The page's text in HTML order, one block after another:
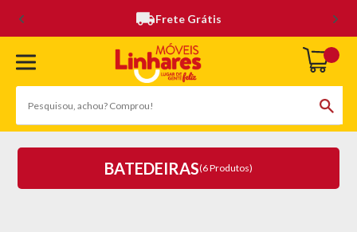
Frete Grátis
BATEDEIRAS(6 Produtos)